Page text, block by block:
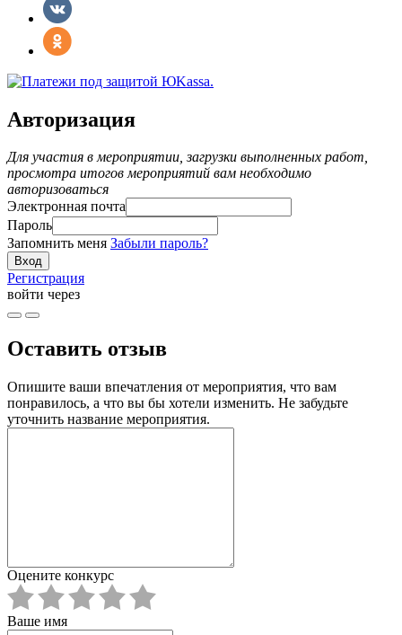
Авторизация
Для участия в мероприятии, загрузки выполненных работ,
просмотра итогов мероприятий вам необходимо
авторизоваться
Электронная почта
Пароль
Запомнить меня Забыли пароль?
Регистрация
войти через
Оставить отзыв
Опишите ваши впечатления от мероприятия, что вам
понравилось, а что вы бы хотели изменить. Не забудьте
уточнить название мероприятия.
Оцените конкурс
Ваше имя